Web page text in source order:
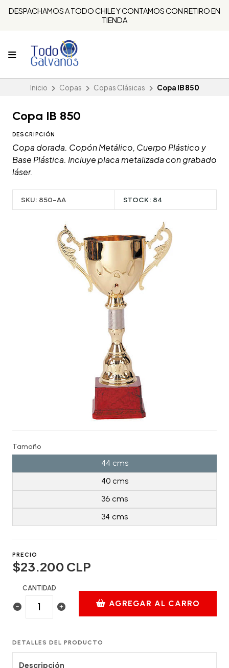
DESPACHAMOS A TODO CHILE Y CONTAMOS CON RETIRO EN
TIENDA
Inicio Copas Copas Clásicas Copa IB 850
Copa IB 850
DESCRIPCIÓN
Copa dorada. Copón Metálico, Cuerpo Plástico y
Base Plástica. Incluye placa metalizada con grabado
láser.
SKU: 850-AA STOCK: 84
Tamaño
44 cms
40 cms
36 cms
34 cms
PRECIO
$23.200 CLP
CANTIDAD
AGREGAR AL CARRO
DETALLES DEL PRODUCTO
Descripción